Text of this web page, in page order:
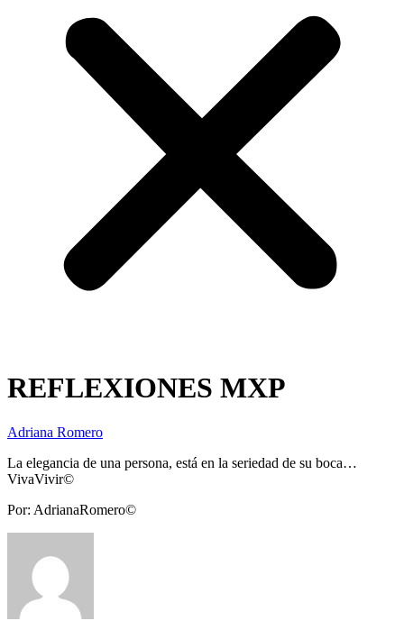
REFLEXIONES MXP
Adriana Romero
La elegancia de una persona, está en la seriedad de su boca…
VivaVivir©️
Por: AdrianaRomero©️